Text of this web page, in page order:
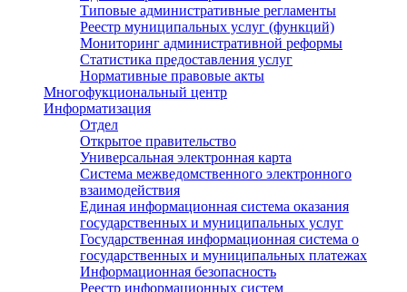
Типовые административные регламенты
Реестр муниципальных услуг (функций)
Мониторинг административной реформы
Статистика предоставления услуг
Нормативные правовые акты
Многофукциональный центр
Информатизация
Отдел
Открытое правительство
Универсальная электронная карта
Система межведомственного электронного
взаимодействия
Единая информационная система оказания
государственных и муниципальных услуг
Государственная информационная система о
государственных и муниципальных платежах
Информационная безопасность
Реестр информационных систем